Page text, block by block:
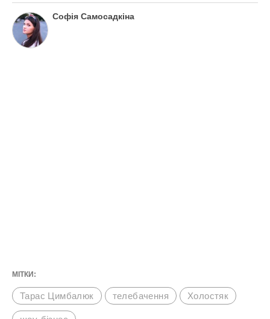
Софія Самосадкіна
МІТКИ:
Тарас Цимбалюк телебачення Холостяк